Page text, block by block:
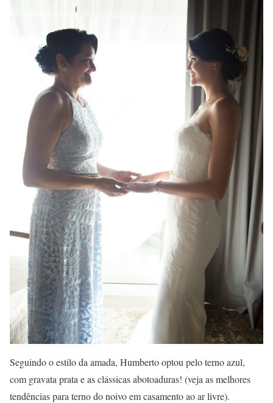
Seguindo o estilo da amada, Humberto optou pelo terno azul,
com gravata prata e as clássicas abotoaduras! (veja as melhores
tendências para terno do noivo em casamento ao ar livre).